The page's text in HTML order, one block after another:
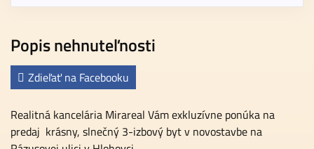
Popis nehnuteľnosti
Zdieľať na Facebooku
Realitná kancelária Mirareal Vám exkluzívne ponúka na
predaj krásny, slnečný 3-izbový byt v novostavbe na